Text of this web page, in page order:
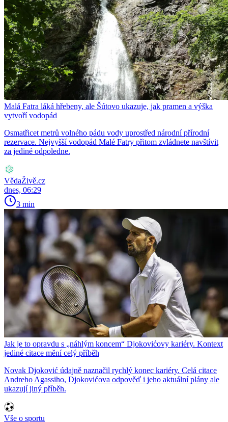
Malá Fatra láká hřebeny, ale Šútovo ukazuje, jak pramen a výška
vytvoří vodopád
Osmatřicet metrů volného pádu vody uprostřed národní přírodní
rezervace. Nejvyšší vodopád Malé Fatry přitom zvládnete navštívit
za jediné odpoledne.
VědaŽivě.cz
dnes, 06:29
3 min
Jak je to opravdu s „náhlým koncem“ Djokovićovy kariéry. Kontext
jediné citace mění celý příběh
Novak Djoković údajně naznačil rychlý konec kariéry. Celá citace
Andreho Agassiho, Djokovićova odpověď i jeho aktuální plány ale
ukazují jiný příběh.
Vše o sportu